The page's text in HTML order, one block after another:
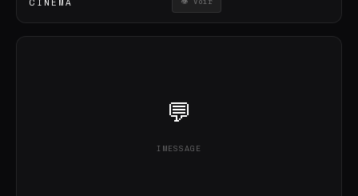
CINÉMA 👁 Voir
💬
IMESSAGE